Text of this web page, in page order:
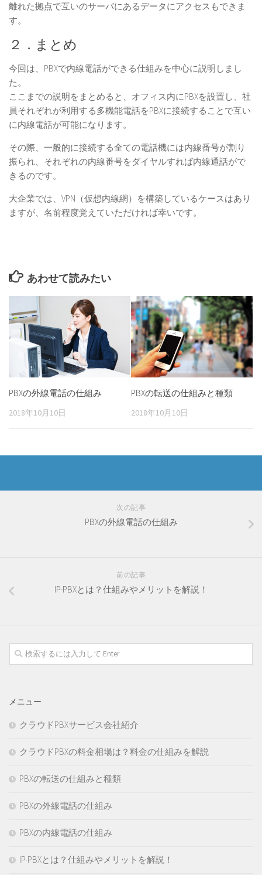
離れた拠点で互いのサーバにあるデータにアクセスもできま
す。
２．まとめ
今回は、PBXで内線電話ができる仕組みを中心に説明しまし
た。
ここまでの説明をまとめると、 オフィス内にPBXを設置し、社
員それぞれが利用する多機能電話をPBXに接続することで互い
に内線電話が可能になります。
その際、一般的に接続する全ての電話機には内線番号が割り
振られ、それぞれの内線番号をダイヤルすれば内線通話がで
きるのです。
大企業では、VPN（仮想内線網）を構築しているケースはあり
ますが、名前程度覚えていただければ幸いです。
あわせて読みたい
PBXの外線電話の仕組み
2018年10月10日
PBXの転送の仕組みと種類
2018年10月10日
次の記事
PBXの外線電話の仕組み
前の記事
IP-PBXとは？仕組みやメリットを解説！
メニュー
クラウドPBXサービス会社紹介
クラウドPBXの料金相場は？料金の仕組みを解説
PBXの転送の仕組みと種類
PBXの外線電話の仕組み
PBXの内線電話の仕組み
IP-PBXとは？仕組みやメリットを解説！